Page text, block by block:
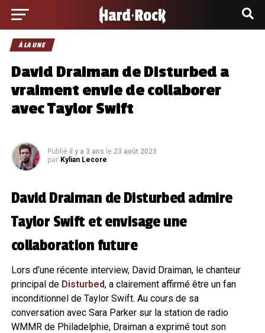
À LA UNE
David Draiman de Disturbed a
vraiment envie de collaborer
avec Taylor Swift
Publié il y a 3 ans le 23 août 2023
par Kylian Lecore
David Draiman de Disturbed admire
Taylor Swift et envisage une
collaboration future
Lors d’une récente interview, David Draiman, le chanteur
principal de Disturbed, a clairement affirmé être un fan
inconditionnel de Taylor Swift. Au cours de sa
conversation avec Sara Parker sur la station de radio
WMMR de Philadelphie, Draiman a exprimé tout son